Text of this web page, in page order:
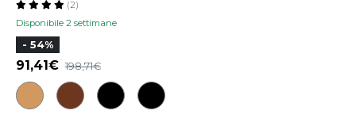
Disponibile 2 settimane
(2)
- 54%
91,41 198,71